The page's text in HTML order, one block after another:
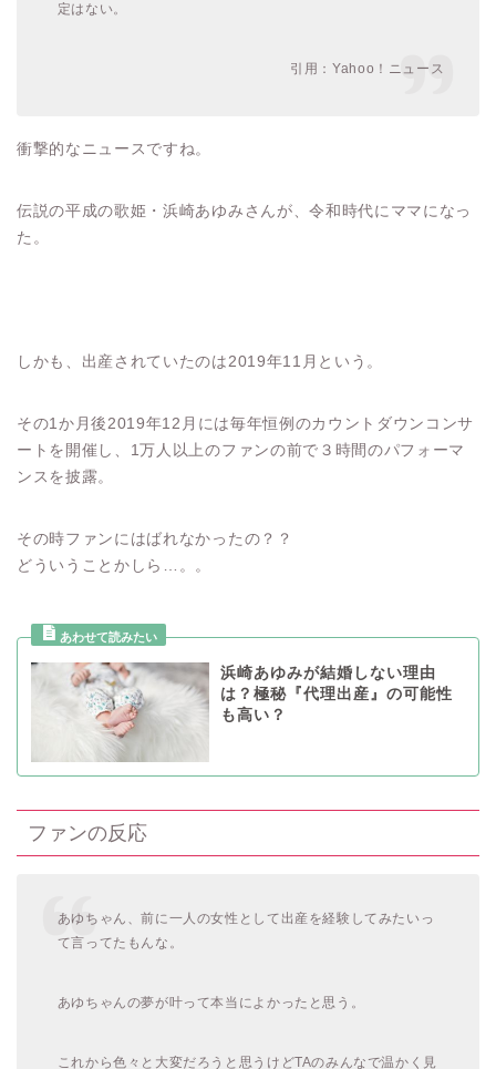
定はない。
引用：Yahoo！ニュース
衝撃的なニュースですね。
伝説の平成の歌姫・浜崎あゆみさんが、令和時代にママになっ
た。
しかも、出産されていたのは2019年11月という。
その1か月後2019年12月には毎年恒例のカウントダウンコンサ
ートを開催し、1万人以上のファンの前で３時間のパフォーマ
ンスを披露。
その時ファンにはばれなかったの？？
どういうことかしら…。。
浜崎あゆみが結婚しない理由
は？極秘『代理出産』の可能性
も高い？
ファンの反応
あゆちゃん、前に一人の女性として出産を経験してみたいっ
て言ってたもんな。
あゆちゃんの夢が叶って本当によかったと思う。
これから色々と大変だろうと思うけどTAのみんなで温かく見